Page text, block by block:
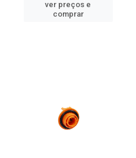
ver preços e
comprar